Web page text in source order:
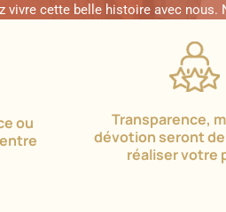
vivre cette belle histoire avec nous.
ou
Transparence,
dévotion seront
réaliser votre